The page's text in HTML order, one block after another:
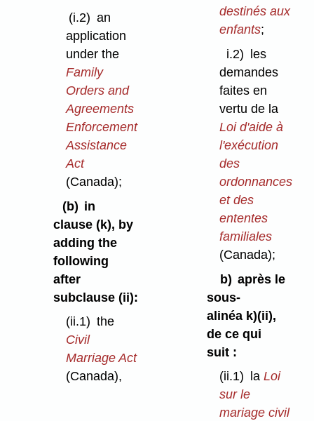
(i.2) an
application
under the
Family
Orders and
Agreements
Enforcement
Assistance
Act
(Canada);
(b) in
clause (k), by
adding the
following
after
subclause (ii):
(ii.1) the
Civil
Marriage Act
(Canada),
destinés aux
enfants;
i.2) les
demandes
faites en
vertu de la
Loi d'aide à
l'exécution
des
ordonnances
et des
ententes
familiales
(Canada);
b) après le
sous-
alinéa k)⁠(ii),
de ce qui
suit :
(ii.1)
la Loi
sur le
mariage civil